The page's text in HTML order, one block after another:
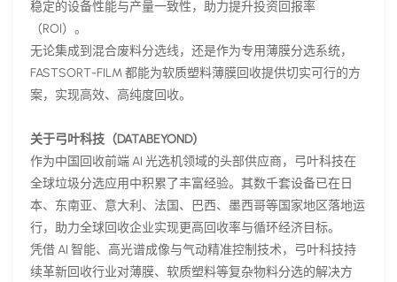
稳定的设备性能与产量一致性，助力提升投资回报率
（ROI）。
无论集成到混合废料分选线，还是作为专用薄膜分选系统，
FASTSORT-FILM 都能为软质塑料薄膜回收提供切实可行的方
案，实现高效、高纯度回收。
关于弓叶科技（DATABEYOND）
作为中国回收前端 AI 光选机领域的头部供应商，弓叶科技在
全球垃圾分选应用中积累了丰富经验。其数千套设备已在日
本、东南亚、意大利、法国、巴西、墨西哥等国家地区落地运
行，助力全球回收企业实现更高回收率与循环经济目标。
凭借 AI 智能、高光谱成像与气动精准控制技术，弓叶科技持
续革新回收行业对薄膜、软质塑料等复杂物料分选的解决方